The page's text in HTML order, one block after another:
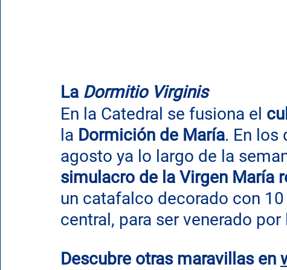
La Dormitio Virginis
En la Catedral se fusiona el
la Dormición de María. En los
agosto ya lo largo de la
simulacro de la Virgen María
un catafalco decorado con
central, para ser venerado
Descubre otras maravillas en